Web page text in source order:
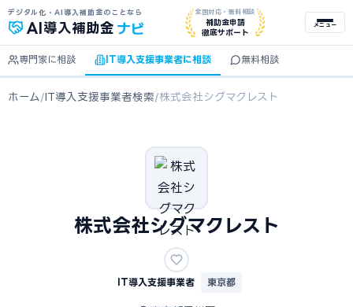
デジタル化・AI導入補助金のことなら
AI 導入補助金 ナビ
全国対応・無料相談
補助金申請
徹底サポート
メニュー
専門家に相談 IT導入支援事業者に相談 無料相談
ホーム /IT導入支援事業者検索/株式会社シグマクレスト
株式会社シグマクレスト
IT導入支援事業者 東京都